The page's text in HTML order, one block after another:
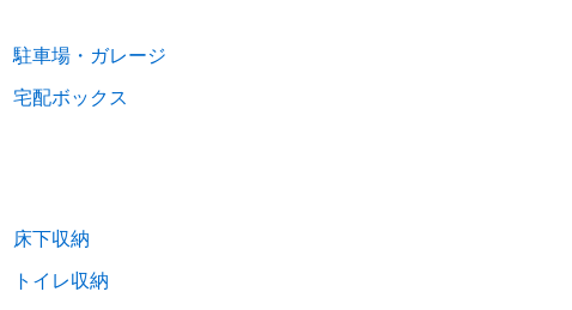
駐車場・ガレージ
宅配ボックス
床下収納
トイレ収納